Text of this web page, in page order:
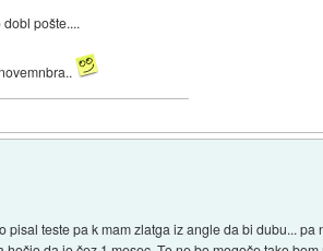
pošte....
teste pa k mam zlatga iz angle da bi dubu...